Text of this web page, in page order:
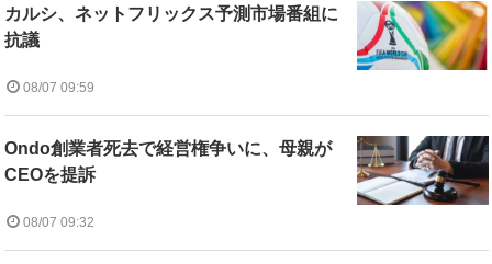
カルシ、ネットフリックス予測市場番組に
抗議
08/07 09:59
Ondo創業者死去で経営権争いに、母親が
CEOを提訴
08/07 09:32